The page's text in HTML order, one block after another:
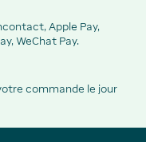
Apple Pay,
WeChat Pay.
commande le jour